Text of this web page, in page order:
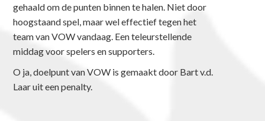
gehaald om de punten binnen te halen. Niet door
hoogstaand spel, maar wel effectief tegen het
team van VOW vandaag. Een teleurstellende
middag voor spelers en supporters.
O ja, doelpunt van VOW is gemaakt door Bart v.d.
Laar uit een penalty.